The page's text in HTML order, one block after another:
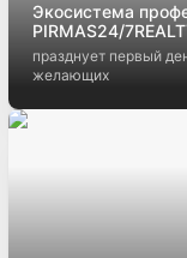
Экосистема
PIRMAS24/
празднует первый
желающих